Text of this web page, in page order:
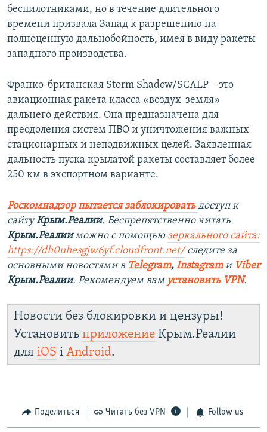
беспилотниками, но в течение длительного
времени призвала Запад к разрешению на
полноценную дальнобойность, имея в виду ракеты
западного производства.
Франко-британская Storm Shadow/SCALP – это
авиационная ракета класса «воздух-земля»
дальнего действия. Она предназначена для
преодоления систем ПВО и уничтожения важных
стационарных и неподвижных целей. Заявленная
дальность пуска крылатой ракеты составляет более
250 км в экспортном варианте.
Роскомнадзор пытается заблокировать доступ к
сайтуКрым.Реалии. Беспрепятственно читать
Крым.Реалииможно с помощью зеркального сайта:
https://dh0uhesgjw6yf.cloudfront.net/ следите за
основными новостями в Telegram, Instagramи Viber
Крым.Реалии. Рекомендуем вам установить VPN.
Новости без блокировки и цензуры!
Установить приложение Крым.Реалии
для iOS і Android.
Поделиться Читать без VPN Follow us